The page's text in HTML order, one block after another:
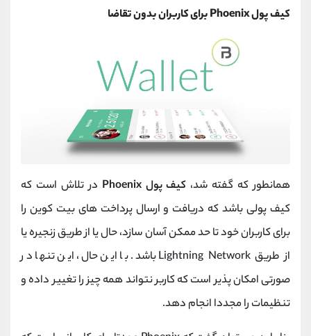
کیف پول Phoenix برای کاربران بدون تقاضا
همانطور که گفته شد،کیف پول Phoenix
در تلاش است که
کیف پولی باشد که دریافت و ارسال پرداخت های بیت کوین را
برای کاربران خود تا حد ممکن آسان سازد، حال یا از طریق زنجیره یا
از طریق Lightning Network باشد. با این حال، این تنها در
صورتی امکان پذیر است که کاربر نتواند همه چیز را تغییر داده و
تنظیمات را مجددا انجام دهد.